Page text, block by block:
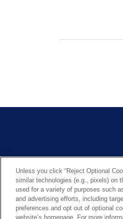
Cookie Settings
Unless you click “Reject Optional
similar technologies (e.g., pixels) on
used for a variety of purposes such
and advertising efforts, including
preferences and opt out of optional
website’s homepage. For more